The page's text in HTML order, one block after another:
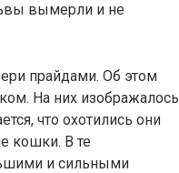
вымерли и не
прайдами. Об этом
На них изображалось
что охотились они
кошки. В те
и сильными